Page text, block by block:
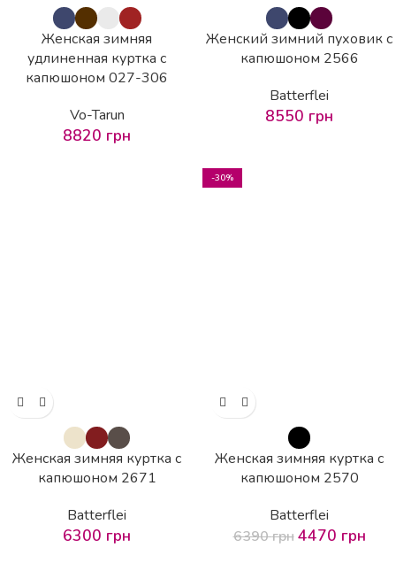
Женская зимняя
удлиненная куртка с
капюшоном 027-306
Vo-Tarun
8820 грн
Женский зимний пуховик с
капюшоном 2566
Batterflei
8550 грн
Женская зимняя куртка с
капюшоном 2671
Batterflei
6300 грн
-30%
Женская зимняя куртка с
капюшоном 2570
Batterflei
6390грн 4470 грн